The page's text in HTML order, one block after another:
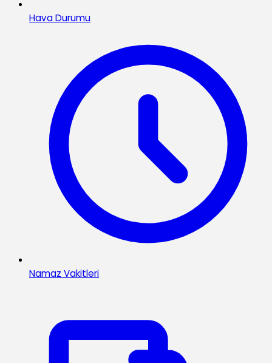
Hava Durumu
Namaz Vakitleri